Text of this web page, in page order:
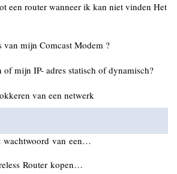
een router wanneer ik kan niet vinden Het
van mijn Comcast Modem ?
of mijn IP- adres statisch of dynamisch?
van een netwerk
wachtwoord van een…
Router kopen…